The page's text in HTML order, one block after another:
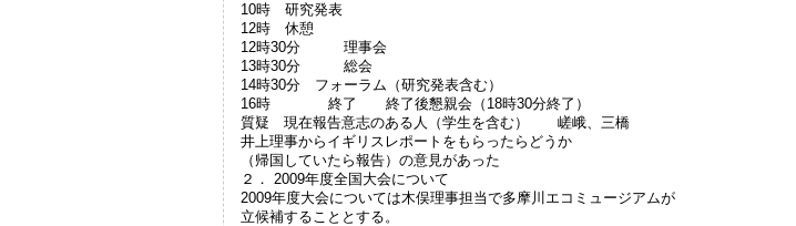
10時 研究発表
12時 休憩
12時30分 理事会
13時30分 総会
14時30分 フォーラム（研究発表含む）
16時 終了 終了後懇親会（18時30分終了）
質疑 現在報告意志のある人（学生を含む） 嵯峨、三橋
井上理事からイギリスレポートをもらったらどうか
（帰国していたら報告）の意見があった
２． 2009年度全国大会について
2009年度大会については木俣理事担当で多摩川エコミュージアムが
立候補することとする。